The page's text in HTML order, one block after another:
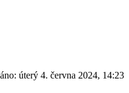
úterý 4. června 2024, 14:23